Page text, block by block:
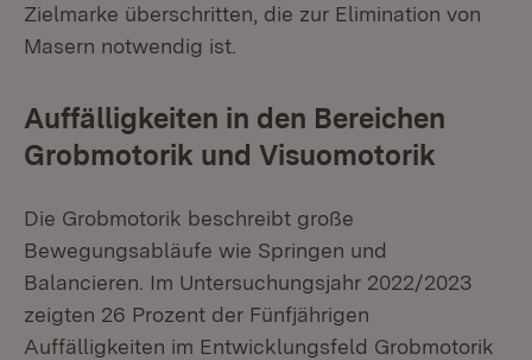
Zielmarke überschritten, die zur Elimination von
Masern notwendig ist.
Auffälligkeiten in den Bereichen
Grobmotorik und Visuomotorik
Die Grobmotorik beschreibt große
Bewegungsabläufe wie Springen und
Balancieren. Im Untersuchungsjahr 2022/2023
zeigten 26 Prozent der Fünfjährigen
Auffälligkeiten im Entwicklungsfeld Grobmotorik